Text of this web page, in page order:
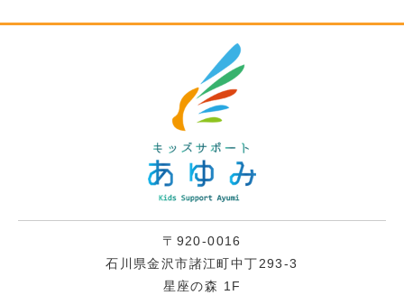
〒920-0016
石川県金沢市諸江町中丁293-3
星座の森 1F